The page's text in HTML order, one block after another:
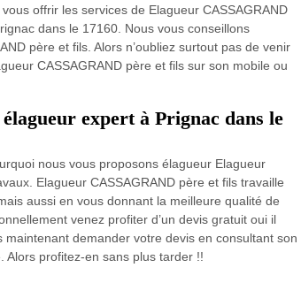
offrir les services de Elagueur CASSAGRAND
dans le 17160. Nous vous conseillons
père et fils. Alors n’oubliez surtout pas de venir
CASSAGRAND père et fils sur son mobile ou
expert à Prignac dans le
nous vous proposons élagueur Elagueur
Elagueur CASSAGRAND père et fils travaille
aussi en vous donnant la meilleure qualité de
venez profiter d’un devis gratuit oui il
demander votre devis en consultant son
profitez-en sans plus tarder !!